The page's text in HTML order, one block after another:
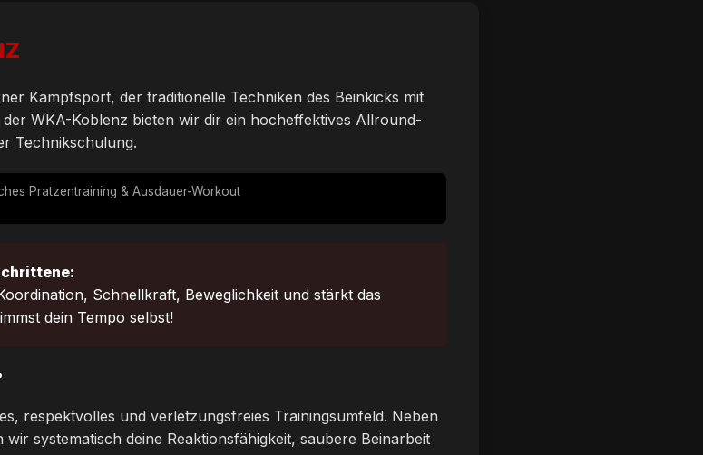
Kampfsport, der traditionelle Techniken des Beinkicks mit
WKA-Koblenz bieten wir dir ein hocheffektives Allround-
Technikschulung.
Pratzentraining & Ausdauer-Workout
Schnellkraft, Beweglichkeit und stärkt das
dein Tempo selbst!
respektvolles und verletzungsfreies Trainingsumfeld. Neben
systematisch deine Reaktionsfähigkeit, saubere Beinarbeit